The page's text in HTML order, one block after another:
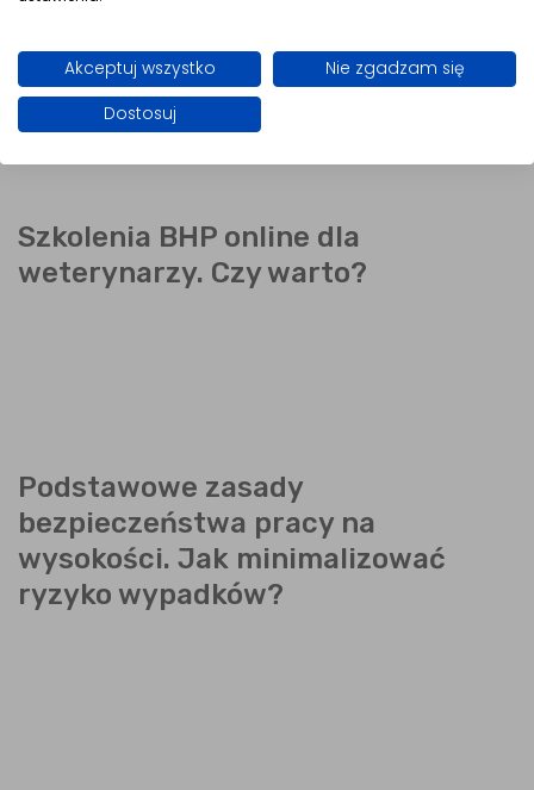
Szkolenia BHP online dla
weterynarzy. Czy warto?
Podstawowe zasady
bezpieczeństwa pracy na
wysokości. Jak minimalizować
ryzyko wypadków?
Akceptuj wszystko
Nie zgadzam się
Dostosuj